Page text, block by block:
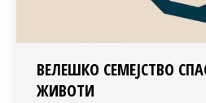
ВЕЛЕШКО СЕМЕЈСТВО
ЖИВОТИ